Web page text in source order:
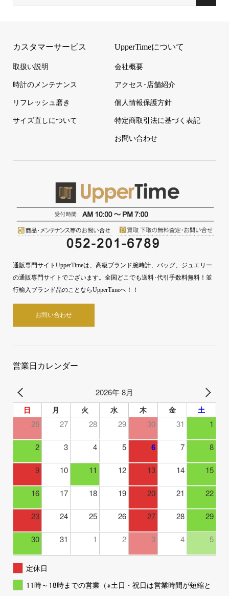
カスタマーサービス
取扱い説明
時計のメンテナンス
リフレッシュ磨き
サイズ直しについて
UpperTimeについて
会社概要
アクセス･店舗紹介
個人情報保護方針
特定商取引法に基づく表記
お問い合わせ
通販専門サイトUpperTimeは、高級ブランド腕時計、バッグ、ジュエリー
の通販専門サイトでございます。全国どこでも送料･代引手数料無料！並
行輸入ブランド品のことならUpperTimeへ！！
お問い合わせ
営業日カレンダー
2026年 8月
日 月 火 水 木 金 土
26 27 28 29 30 31 1
2 3 4 5 6 7 8
9 10 11 12 13 14 15
16 17 18 19 20 21 22
23 24 25 26 27 28 29
30 31 1 2 3 4 5
定休日
11時～18時までの営業（※土日・祝日は営業時間が短縮と